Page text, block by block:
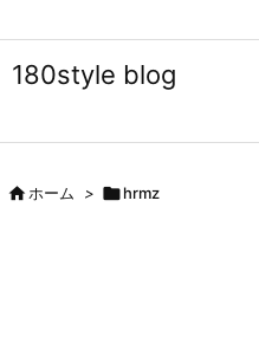
180style blog
ホーム > hrmz